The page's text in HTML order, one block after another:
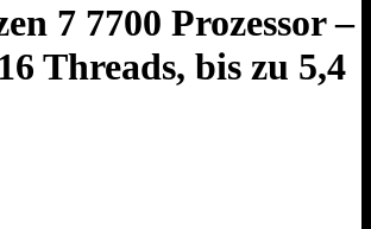
7 7700 Prozessor –
Threads, bis zu 5,4